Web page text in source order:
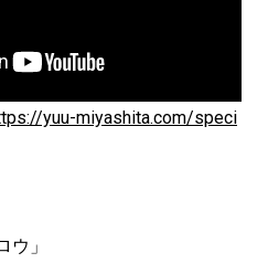
yuu-miyashita.com/speci
」